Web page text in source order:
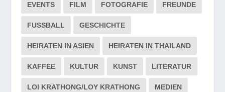
EVENTS FILM FOTOGRAFIE FREUNDE
FUSSBALL GESCHICHTE
HEIRATEN IN ASIEN HEIRATEN IN THAILAND
KAFFEE KULTUR KUNST LITERATUR
LOI KRATHONG/LOY KRATHONG MEDIEN